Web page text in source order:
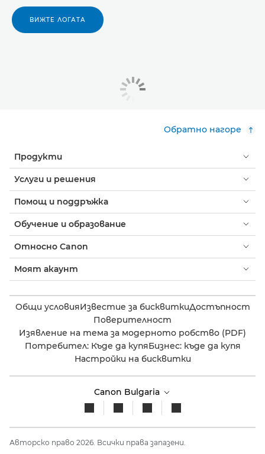
ВИЖТЕ ЛОГАТА
Обратно нагоре
Продукти
Услуги и решения
Помощ и поддръжка
Обучение и образование
Относно Canon
Моят акаунт
Общи условияИзвестие за бисквиткиДостъпност
Поверителност
Изявление на тема за модерното робство (PDF)
Потребител: Къде да купяБизнес: къде да купя
Настройки на бисквитки
Canon Bulgaria
Авторско право 2026. Всички права запазени.